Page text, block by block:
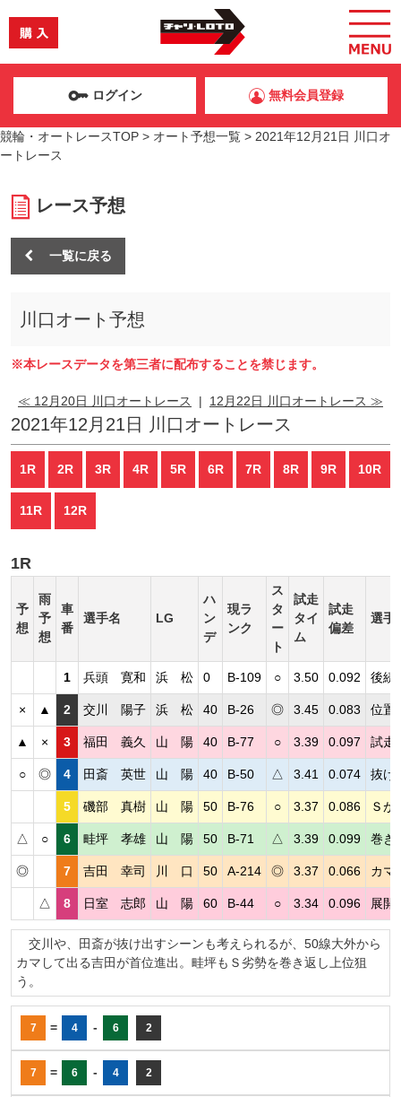
ログイン 無料会員登録
競輪・オートレースTOP > オート予想一覧 > 2021年12月21日 川口オ
ートレース
レース予想
一覧に戻る
川口オート予想
※本レースデータを第三者に配布することを禁じます。
≪ 12月20日 川口オートレース | 12月22日 川口オートレース ≫
2021年12月21日 川口オートレース
1R 2R 3R 4R 5R 6R 7R 8R 9R 10R
11R 12R
1R
予
想
雨
予
想
車
番
選手名 LG
ハ
ン
デ
現ラ
ンク
ス
タ
ー
ト
試走
タイ
ム
試走
偏差
選手
1 兵頭 寛和 浜 松 0 B-109 ○ 3.50 0.092 後続
× ▲ 2 交川 陽子 浜 松 40 B-26 ◎ 3.45 0.083 位置
▲ × 3 福田 義久 山 陽 40 B-77 ○ 3.39 0.097 試走
○ ◎ 4 田斎 英世 山 陽 40 B-50 △ 3.41 0.074 抜け
5 磯部 真樹 山 陽 50 B-76 ○ 3.37 0.086 Ｓが
△ ○ 6 畦坪 孝雄 山 陽 50 B-71 △ 3.39 0.099 巻き
◎ 7 吉田 幸司 川 口 50 A-214 ◎ 3.37 0.066 カマ
△ 8 日室 志郎 山 陽 60 B-44 ○ 3.34 0.096 展
交川や、田斎が抜け出すシーンも考えられるが、50線大外から
カマして出る吉田が首位進出。畦坪もＳ劣勢を巻き返し上位狙
う。
7 = 4 - 6 2
7 = 6 - 4 2